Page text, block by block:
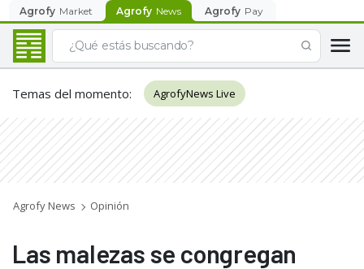
Agrofy Market Agrofy News Agrofy Pay
Temas del momento: AgrofyNews Live
Agrofy News Opinión
Las malezas se congregan